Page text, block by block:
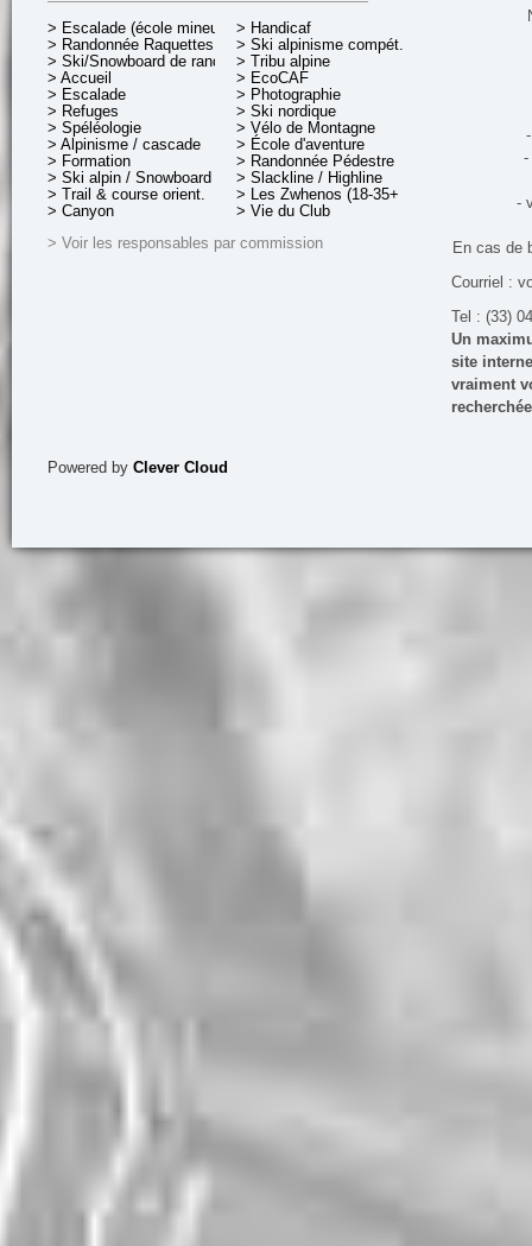
> Escalade (école mineurs)
> Randonnée Raquettes
> Ski/Snowboard de rando.
> Accueil
> Escalade
> Refuges
> Spéléologie
> Alpinisme / cascade
> Formation
> Ski alpin / Snowboard
> Trail & course orient.
> Canyon
> Handicaf
> Ski alpinisme compét.
> Tribu alpine
> EcoCAF
> Photographie
> Ski nordique
> Vélo de Montagne
> École d'aventure
> Randonnée Pédestre
> Slackline / Highline
> Les Zwhenos (18-35+ ans)
> Vie du Club
> Voir les responsables par commission
-
-
En cas de
Courriel :
Tel : (33)
Un
site
vraiment
Powered by Clever Cloud